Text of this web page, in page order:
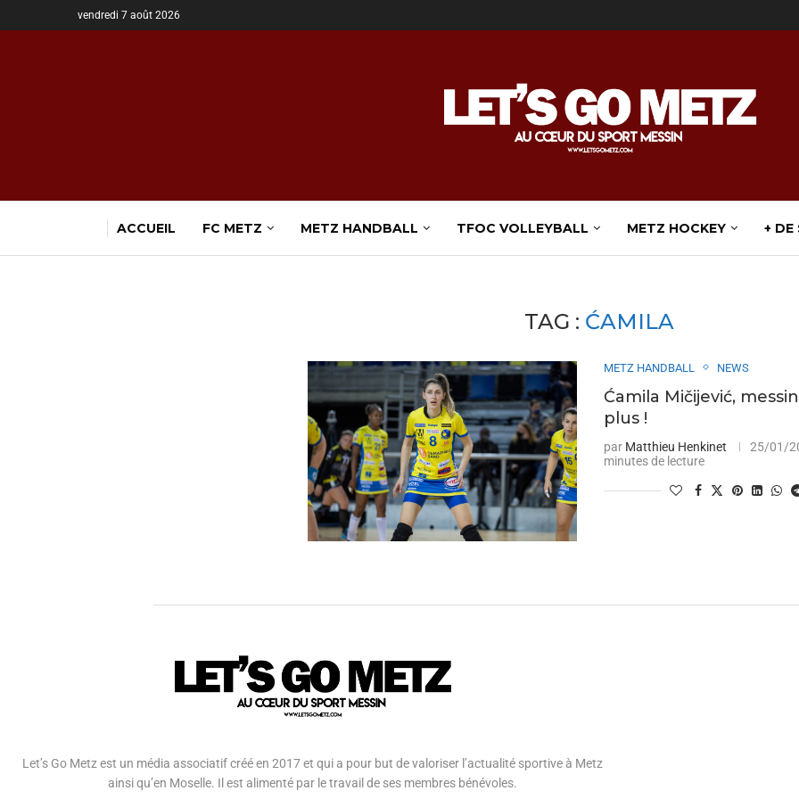
vendredi 7 août 2026
ACCUEIL FC METZ METZ HANDBALL TFOC VOLLEYBALL METZ HOCKEY + DE
TAG : ĆAMILA
METZ HANDBALL NEWS
Ćamila Mičijević,
plus !
par Matthieu Henkinet 25/01/
minutes de lecture
Let’s Go Metz est un média associatif créé en 2017 et qui a pour but de valoriser l’actualité sportive à Metz
ainsi qu’en Moselle. Il est alimenté par le travail de ses membres bénévoles.